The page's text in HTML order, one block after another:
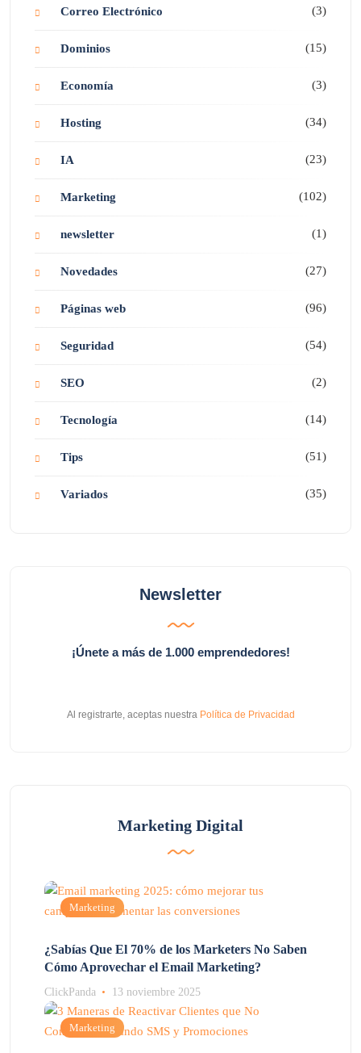
Correo Electrónico (3)
Dominios (15)
Economía (3)
Hosting (34)
IA (23)
Marketing (102)
newsletter (1)
Novedades (27)
Páginas web (96)
Seguridad (54)
SEO (2)
Tecnología (14)
Tips (51)
Variados (35)
Newsletter
¡Únete a más de 1.000 emprendedores!
Al registrarte, aceptas nuestra Política de Privacidad
Marketing Digital
Marketing
¿Sabías Que El 70% de los Marketers No Saben
Cómo Aprovechar el Email Marketing?
ClickPanda 13 noviembre 2025
Marketing